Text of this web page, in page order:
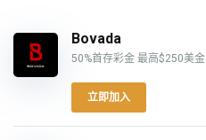
Bovada
50%首存彩金 最高$250美金
立即加入